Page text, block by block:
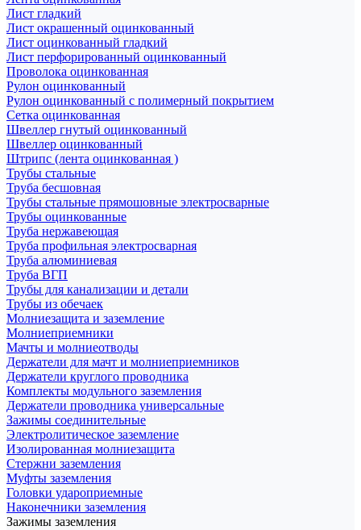
Лист гладкий
Лист окрашенный оцинкованный
Лист оцинкованный гладкий
Лист перфорированный оцинкованный
Проволока оцинкованная
Рулон оцинкованный
Рулон оцинкованный с полимерный покрытием
Сетка оцинкованная
Швеллер гнутый оцинкованный
Швеллер оцинкованный
Штрипс (лента оцинкованная )
Трубы стальные
Труба бесшовная
Трубы стальные прямошовные электросварные
Трубы оцинкованные
Труба нержавеющая
Труба профильная электросварная
Труба алюминиевая
Труба ВГП
Трубы для канализации и детали
Трубы из обечаек
Молниезащита и заземление
Молниеприемники
Мачты и молниеотводы
Держатели для мачт и молниеприемников
Держатели круглого проводника
Комплекты модульного заземления
Держатели проводника универсальные
Зажимы соединительные
Электролитическое заземление
Изолированная молниезащита
Стержни заземления
Муфты заземления
Головки удароприемные
Наконечники заземления
Зажимы заземления